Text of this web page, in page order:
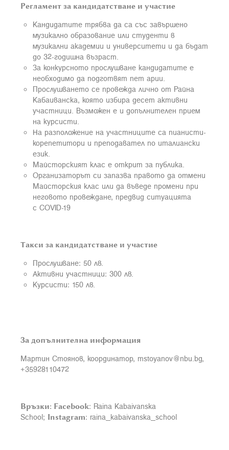
Регламент за кандидатстване и участие
Кандидатите трябва да са със завършено
музикално образование или студенти в
музикални академии и университети и да бъдат
до 32-годишна възраст.
За конкурсното прослушване кандидатите е
необходимо да подготвят пет арии.
Прослушването се провежда лично от Райна
Кабаиванска, която избира десет активни
участници. Възможен е и допълнителен прием
на курсисти.
На разположение на участниците са пианисти-
корепетитори и преподавател по италиански
език.
Майсторският клас е открит за публика.
Организаторът си запазва правото да отмени
Майсторския клас или да въведе промени при
неговото провеждане, предвид ситуацията
с COVID-19
Такси за кандидатстване и участие
Прослушване: 50 лв.
Активни участници: 300 лв.
Курсисти: 150 лв.
За допълнителна информация
Мартин Стоянов, координатор, mstoyanov@nbu.bg,
+35928110472
Връзки: Facebook: Raina Kabaivanska
School; Instagram: raina_kabaivanska_school